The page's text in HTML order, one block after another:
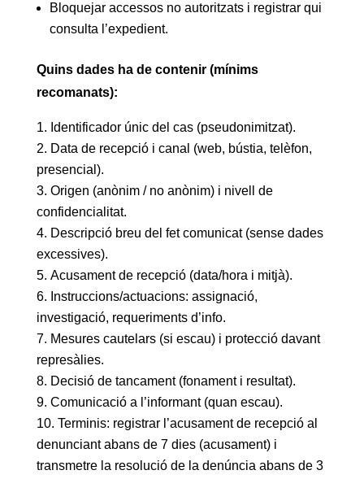
Bloquejar accessos no autoritzats i registrar qui
consulta l’expedient.
Quins dades ha de contenir (mínims
recomanats):
Identificador únic del cas (pseudonimitzat).
Data de recepció i canal (web, bústia, telèfon,
presencial).
Origen (anònim / no anònim) i nivell de
confidencialitat.
Descripció breu del fet comunicat (sense dades
excessives).
Acusament de recepció (data/hora i mitjà).
Instruccions/actuacions: assignació,
investigació, requeriments d’info.
Mesures cautelars (si escau) i protecció davant
represàlies.
Decisió de tancament (fonament i resultat).
Comunicació a l’informant (quan escau).
Terminis: registrar l’acusament de recepció al
denunciant abans de 7 dies (acusament) i
transmetre la resolució de la denúncia abans de 3